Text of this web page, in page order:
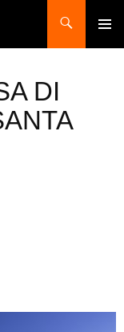
DI